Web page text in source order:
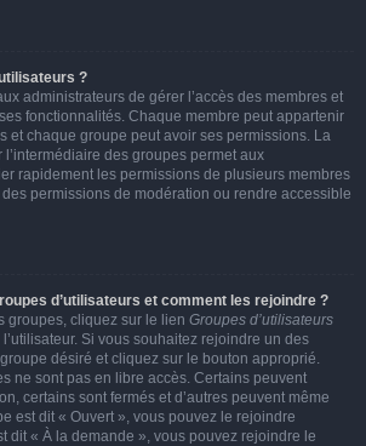
?
administrateurs de gérer l’accès des membres et
fonctionnalités. Chaque membre peut appartenir
et chaque groupe peut avoir ses permissions. La
des groupes permet aux
rapidement les permissions de plusieurs membres
permissions de modération ou rendre accessible
d’utilisateurs et comment les rejoindre ?
groupes, cliquez sur le lien Groupes d’utilisateurs
Si vous souhaitez rejoindre un des
désiré et cliquez sur le bouton approprié.
ne sont pas en libre accès. Certains peuvent
certains sont fermés et d’autres peuvent même
est dit « Ouvert », vous pouvez le rejoindre
dit « À la demande », vous pouvez rejoindre le